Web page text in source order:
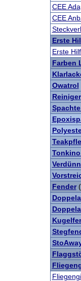
CEE
CEE
Erste
Erste
Farben
Owatrol
Reiniger
Fender